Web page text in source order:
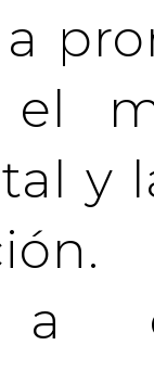
el
y
a